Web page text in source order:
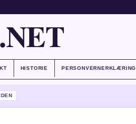
HISTORIE PERSONVERNERKLÆRING